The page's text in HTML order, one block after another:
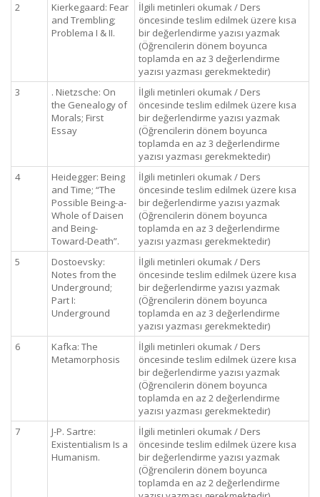
2
Kierkegaard: Fear
and Trembling;
Problema I & II.
İlgili metinleri okumak / Ders
öncesinde teslim edilmek üzere kısa
bir değerlendirme yazısı yazmak
(Öğrencilerin dönem boyunca
toplamda en az 3 değerlendirme
yazısı yazması gerekmektedir)
3
. Nietzsche: On
the Genealogy of
Morals; First
Essay
İlgili metinleri okumak / Ders
öncesinde teslim edilmek üzere kısa
bir değerlendirme yazısı yazmak
(Öğrencilerin dönem boyunca
toplamda en az 3 değerlendirme
yazısı yazması gerekmektedir)
4
Heidegger: Being
and Time; “The
Possible Being-a-
Whole of Daisen
and Being-
Toward-Death”.
İlgili metinleri okumak / Ders
öncesinde teslim edilmek üzere kısa
bir değerlendirme yazısı yazmak
(Öğrencilerin dönem boyunca
toplamda en az 3 değerlendirme
yazısı yazması gerekmektedir)
5
Dostoevsky:
Notes from the
Underground;
Part I:
Underground
İlgili metinleri okumak / Ders
öncesinde teslim edilmek üzere kısa
bir değerlendirme yazısı yazmak
(Öğrencilerin dönem boyunca
toplamda en az 3 değerlendirme
yazısı yazması gerekmektedir)
6
Kafka: The
Metamorphosis
İlgili metinleri okumak / Ders
öncesinde teslim edilmek üzere kısa
bir değerlendirme yazısı yazmak
(Öğrencilerin dönem boyunca
toplamda en az 2 değerlendirme
yazısı yazması gerekmektedir)
7
J-P. Sartre:
Existentialism Is a
Humanism.
İlgili metinleri okumak / Ders
öncesinde teslim edilmek üzere kısa
bir değerlendirme yazısı yazmak
(Öğrencilerin dönem boyunca
toplamda en az 2 değerlendirme